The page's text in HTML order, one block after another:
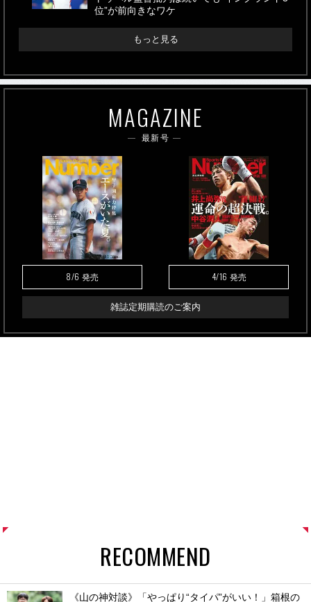
位”が前向きなワケ
もっと見る
MAGAZINE
最新号
8/6 発売 4/16 発売
雑誌定期購読のご案内
RECOMMEND
《山の神対談》「やっぱり“タイパ”がいい！」箱根の